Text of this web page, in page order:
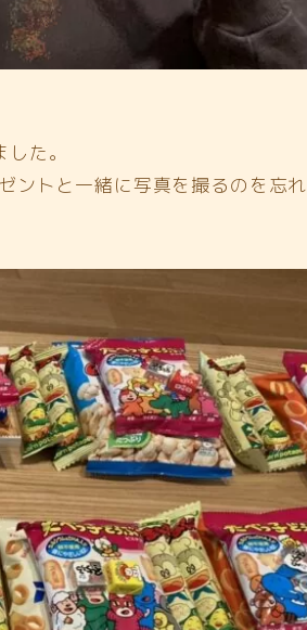
た。
ントと一緒に写真を撮るのを忘れ